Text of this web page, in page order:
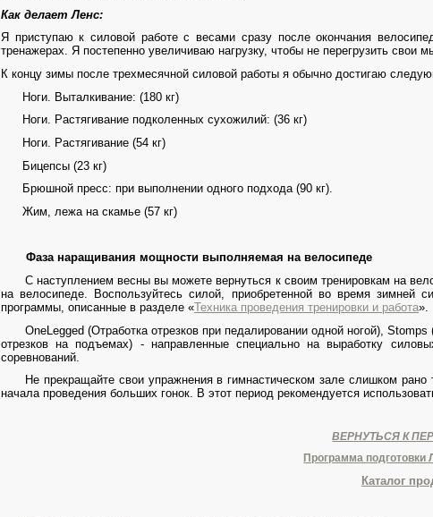
Как делает Ленс:
Я приступаю к силовой работе с весами сразу после окончания
тренажерах. Я постепенно увеличиваю нагрузку, чтобы не перегрузить свои
К концу зимы после трехмесячной силовой работы я обычно достигаю
Ноги. Выталкивание: (180 кг)
Ноги. Растягивание подколенных сухожилий: (36 кг)
Ноги. Растягивание (54 кг)
Бицепсы (23 кг)
Брюшной пресс: при выполнении одного подхода (90 кг).
Жим, лежа на скамье (57 кг)
Фаза наращивания мощности выполняемая на велосипеде
С наступлением весны вы можете вернуться к своим тренировкам на
на велосипеде. Воспользуйтесь силой, приобретенной во время зимней
программы, описанные в разделе «Техника проведения тренировки и работа».
OneLegged(Отработка отрезков при педалировании одной ногой),Stomps
отрезков на подъемах) - направленные специально на выработку
соревнований.
Не прекращайте свои упражнения в гимнастическом зале слишком
начала проведения больших гонок. В этот период рекомендуется
ВЕРНУТЬСЯ К
Программа подготовки
Каталог